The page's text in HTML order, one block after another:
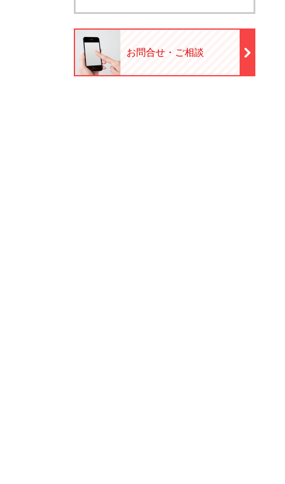
お問合せ・ご相談